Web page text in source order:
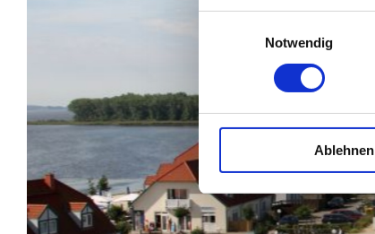
Notwendig
Ablehnen